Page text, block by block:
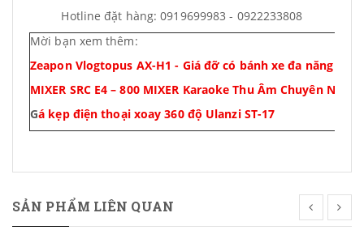
Hotline đặt hàng: 0919699983 - 0922233808
Mời bạn xem thêm:
Zeapon Vlogtopus AX-H1 - Giá đỡ có bánh xe đa năng
MIXER SRC E4 – 800 MIXER Karaoke Thu Âm Chuyên
Gá kẹp điện thoại xoay 360 độ Ulanzi ST-17
SẢN PHẨM LIÊN QUAN